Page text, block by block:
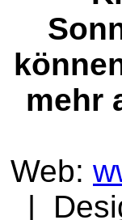
mehr
Web:
|